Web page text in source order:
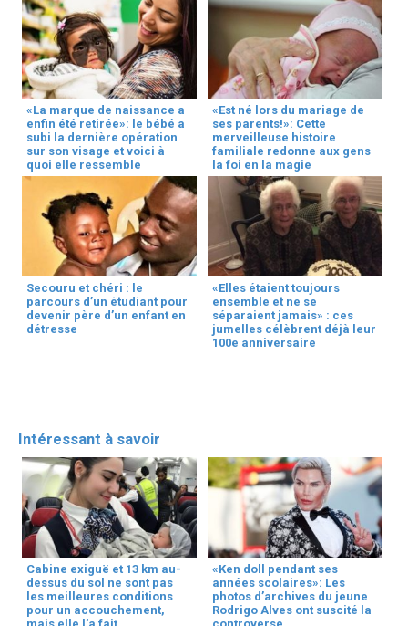
«La marque de naissance a
enfin été retirée»: le bébé a
subi la dernière opération
sur son visage et voici à
quoi elle ressemble
«Est né lors du mariage de
ses parents!»: Cette
merveilleuse histoire
familiale redonne aux gens
la foi en la magie
Secouru et chéri : le
parcours d’un étudiant pour
devenir père d’un enfant en
détresse
«Elles étaient toujours
ensemble et ne se
séparaient jamais» : ces
jumelles célèbrent déjà leur
100e anniversaire
Intéressant à savoir
Cabine exiguë et 13 km au-
dessus du sol ne sont pas
les meilleures conditions
pour un accouchement,
«Ken doll pendant ses
années scolaires»: Les
photos d’archives du jeune
Rodrigo Alves ont suscité la